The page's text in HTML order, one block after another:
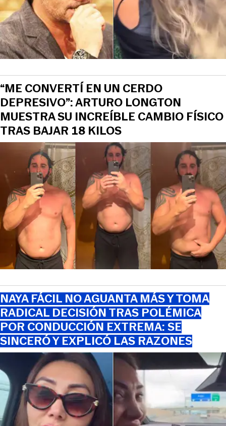
“ME CONVERTÍ EN UN CERDO
DEPRESIVO”: ARTURO LONGTON
MUESTRA SU INCREÍBLE CAMBIO FÍSICO
TRAS BAJAR 18 KILOS
NAYA FÁCIL NO AGUANTA MÁS Y TOMA
RADICAL DECISIÓN TRAS POLÉMICA
POR CONDUCCIÓN EXTREMA: SE
SINCERÓ Y EXPLICÓ LAS RAZONES